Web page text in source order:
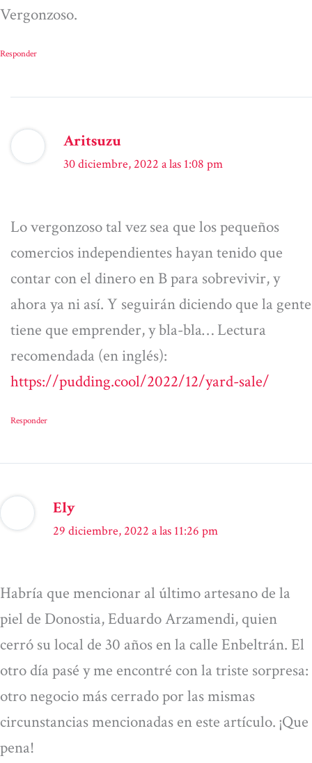
Vergonzoso.
Responder
Aritsuzu
30 diciembre, 2022 a las 1:08 pm
Lo vergonzoso tal vez sea que los pequeños
comercios independientes hayan tenido que
contar con el dinero en B para sobrevivir, y
ahora ya ni así. Y seguirán diciendo que la gente
tiene que emprender, y bla-bla… Lectura
recomendada (en inglés):
https://pudding.cool/2022/12/yard-sale/
Responder
Ely
29 diciembre, 2022 a las 11:26 pm
Habría que mencionar al último artesano de la
piel de Donostia, Eduardo Arzamendi, quien
cerró su local de 30 años en la calle Enbeltrán. El
otro día pasé y me encontré con la triste sorpresa:
otro negocio más cerrado por las mismas
circunstancias mencionadas en este artículo. ¡Que
pena!